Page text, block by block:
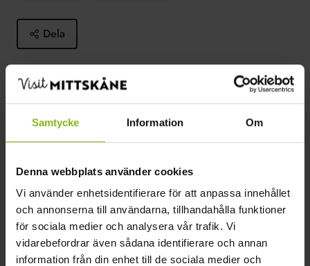
Samtycke Information Om
Denna webbplats använder cookies
Vi använder enhetsidentifierare för att anpassa innehållet
och annonserna till användarna, tillhandahålla funktioner
för sociala medier och analysera vår trafik. Vi
vidarebefordrar även sådana identifierare och annan
information från din enhet till de sociala medier och
Dela
Öppet hus på Ormanäsgården! Kom och klappa glada
lamm och upptäck lokala producenter.
Läs mer
2024-03-29–2024-03-29
ormanasgarden.se